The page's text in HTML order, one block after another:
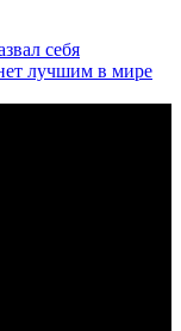
себя
лучшим в мире